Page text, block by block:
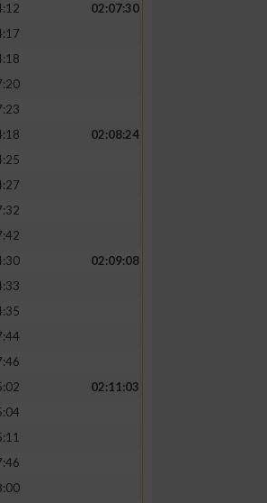
02:07:30
02:08:24
02:09:08
02:11:03